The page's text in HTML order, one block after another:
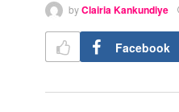
byClairia Kankundiye
Facebook